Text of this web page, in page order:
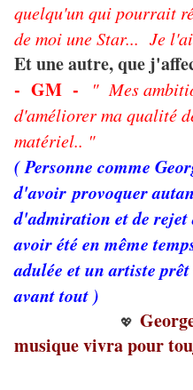
quelqu'un qui pourrait
de moi une Star... Je
Et une autre, que
- GM -
" Mes
d'améliorer ma qualité
matériel.. "
( Personne comme
d'avoir provoquer
d'admiration et de
avoir été en même
adulée et un artiste
avant tout )
💖
musique vivra pour